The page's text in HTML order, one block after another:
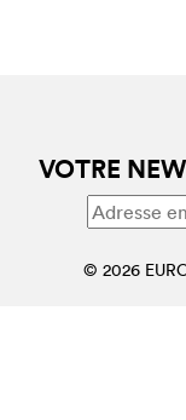
VOTRE
© 2026